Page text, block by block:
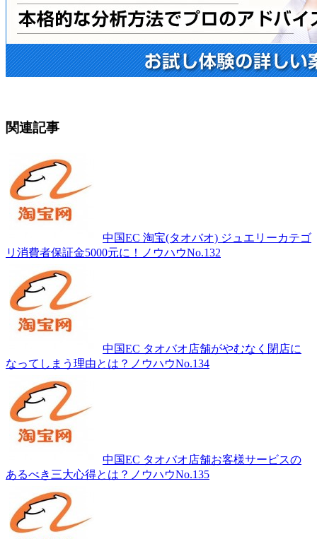
関連記事
中国EC 淘宝(タオバオ) ジュエリーカテゴ
リ消費者保証金5000元に！ノウハウNo.132
中国EC タオバオ店舗がやむなく閉店に
なってしまう理由とは？ノウハウNo.134
中国EC タオバオ店舗お客様サービスの
あるべき三大心得とは？ノウハウNo.135